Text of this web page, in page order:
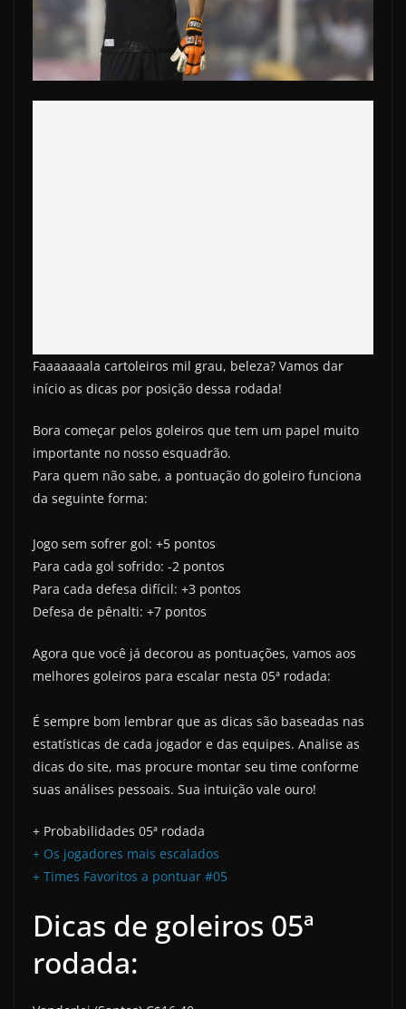
Faaaaaaala cartoleiros mil grau, beleza? Vamos dar
início as dicas por posição dessa rodada!
Bora começar pelos goleiros que tem um papel muito
importante no nosso esquadrão.
Para quem não sabe, a pontuação do goleiro funciona
da seguinte forma:
Jogo sem sofrer gol: +5 pontos
Para cada gol sofrido: -2 pontos
Para cada defesa difícil: +3 pontos
Defesa de pênalti: +7 pontos
Agora que você já decorou as pontuações, vamos aos
melhores goleiros para escalar nesta 05ª rodada:
É sempre bom lembrar que as dicas são baseadas nas
estatísticas de cada jogador e das equipes. Analise as
dicas do site, mas procure montar seu time conforme
suas análises pessoais. Sua intuição vale ouro!
+ Probabilidades 05ª rodada
+ Os jogadores mais escalados
+ Times Favoritos a pontuar #05
Dicas de goleiros 05ª
rodada: